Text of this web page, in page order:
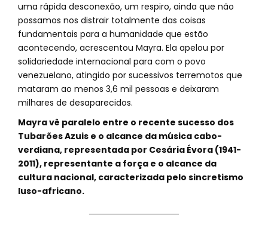
uma rápida desconexão, um respiro, ainda que não
possamos nos distrair totalmente das coisas
fundamentais para a humanidade que estão
acontecendo, acrescentou Mayra. Ela apelou por
solidariedade internacional para com o povo
venezuelano, atingido por sucessivos terremotos que
mataram ao menos 3,6 mil pessoas e deixaram
milhares de desaparecidos.
Mayra vê paralelo entre o recente sucesso dos
Tubarões Azuis e o alcance da música cabo-
verdiana, representada por Cesária Évora (1941-
2011), representante a força e o alcance da
cultura nacional, caracterizada pelo sincretismo
luso-africano.